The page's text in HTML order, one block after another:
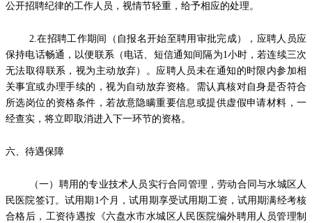
公开招聘纪律的工作人员，视情节轻重，给予相应的处理。
2.在招聘工作期间（自报名开始至聘用审批完成），应聘人员应
保持电话畅通，以便联系（电话、短信通知间隔为1小时，若连续三次
无法取得联系，视为主动放弃）。应聘人员未在通知的时限内参加相
关事宜或办理手续的，视为自动放弃资格。需认真核对自身是否符合
所选岗位的资格条件，若故意隐瞒重要信息或提供虚假申请材料，一
经查实，将立即取消进入下一环节的资格。
六、待遇保障
（一）聘用的专业技术人员实行合同管理，劳动合同与水城区人
民医院签订。试用期1个月，试用期享受试用期工资，试用期满经考核
合格后，工资待遇按《六盘水市水城区人民医院编外聘用人员管理制